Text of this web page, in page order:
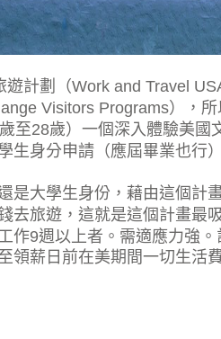
遊計劃（Work and Travel
Visitors Programs），
至28歲）一個深入體驗美國
生身分申請（應屆畢業也行
是大學生身份，藉由這個計
去旅遊，這就是這個計畫最
作9週以上者。需適應力強
領薪日前在美期間一切生活